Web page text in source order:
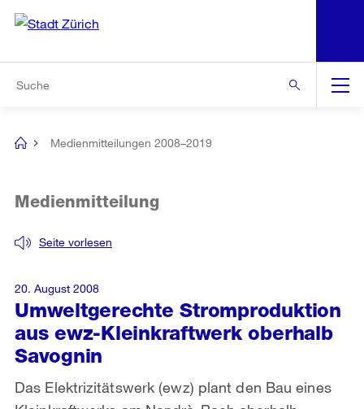
Navigation
[no
Medienmitteilungen 2008–2019
Umweltgerechte Stromproduktion
aus ewz-Kleinkraftwerk oberhalb
Savognin
Seite vorlesen
Medienmitteilung
Das Elektrizitätswerk (ewz) plant den Bau eines
20. August 2008